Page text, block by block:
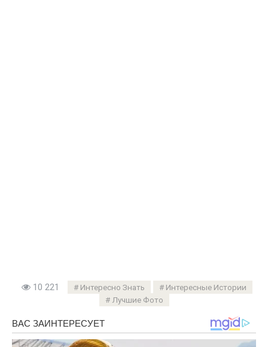
10 221 Интересно Знать
Интересные Истории
Лучшие Фото